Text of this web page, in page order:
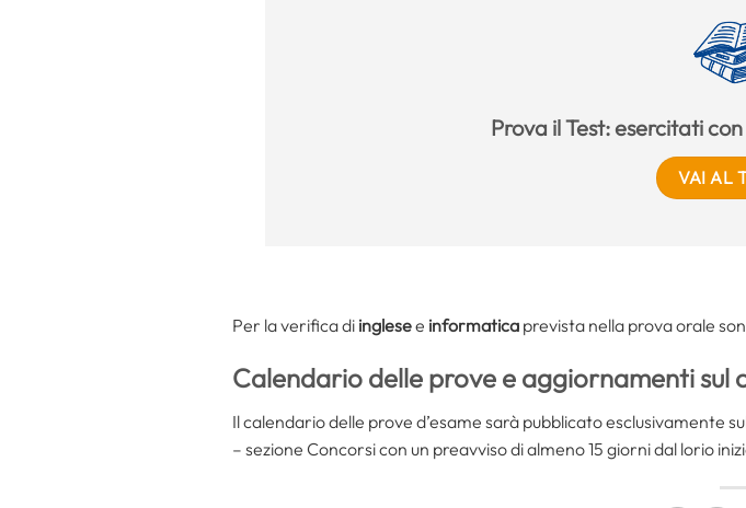
Prova il Test: esercitati
VAI AL
Per la verifica di inglesee informatica prevista nella prova orale
Calendario delle prove e aggiornamenti sul
Il calendario delle prove d’esame sarà pubblicato esclusivamente
– sezione Concorsi con un preavviso di almeno 15 giorni dal lorio